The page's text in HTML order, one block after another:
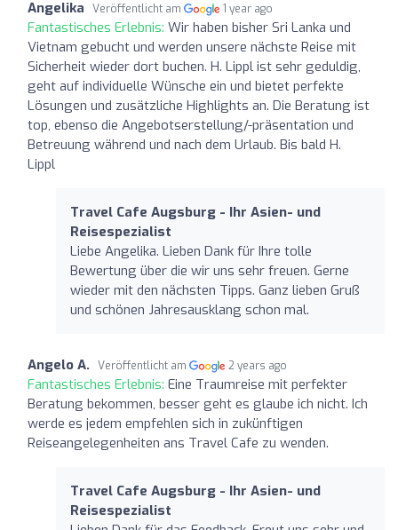
Angelika Veröffentlicht am 1 year ago
Fantastisches Erlebnis: Wir haben bisher Sri Lanka und
Vietnam gebucht und werden unsere nächste Reise mit
Sicherheit wieder dort buchen. H. Lippl ist sehr geduldig,
geht auf individuelle Wünsche ein und bietet perfekte
Lösungen und zusätzliche Highlights an. Die Beratung ist
top, ebenso die Angebotserstellung/-präsentation und
Betreuung während und nach dem Urlaub. Bis bald H.
Lippl
Travel Cafe Augsburg - Ihr Asien- und
Reisespezialist
Liebe Angelika. Lieben Dank für Ihre tolle
Bewertung über die wir uns sehr freuen. Gerne
wieder mit den nächsten Tipps. Ganz lieben Gruß
und schönen Jahresausklang schon mal.
Angelo A. Veröffentlicht am 2 years ago
Fantastisches Erlebnis: Eine Traumreise mit perfekter
Beratung bekommen, besser geht es glaube ich nicht. Ich
werde es jedem empfehlen sich in zukünftigen
Reiseangelegenheiten ans Travel Cafe zu wenden.
Travel Cafe Augsburg - Ihr Asien- und
Reisespezialist